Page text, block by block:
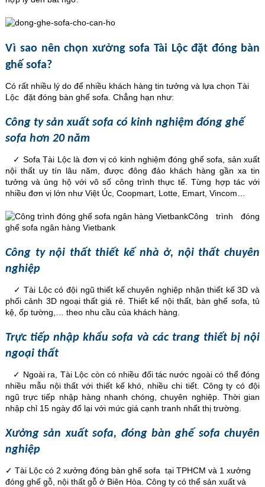
Vì sao nên chọn xưởng sofa Tài Lộc đặt đóng bàn
ghế sofa?
Có rất nhiều lý do để nhiều khách hàng tin tưởng và lựa chọn Tài
Lộc đặt đóng bàn ghế sofa. Chẳng hạn như:
Công ty sản xuất sofa có kinh nghiệm đóng ghế
sofa hơn 20 năm
✓ Sofa Tài Lộc là đơn vị có kinh nghiệm đóng ghế sofa, sản xuất
nội thất uy tín lâu năm, được đông đảo khách hàng gần xa tin
tưởng và ủng hộ với vô số công trình thực tế. Từng hợp tác với
nhiều đơn vị lớn như Việt Úc, Coopmart, Lotte, Emart, Vincom…
Công trình đóng
ghế sofa ngân hàng Vietbank
Công ty nội thất thiết kế nhà ở, nội thất chuyên
nghiệp
✓ Tài Lộc có đội ngũ thiết kế chuyên nghiệp nhận thiết kế 3D và
phối cảnh 3D ngoại thất giá rẻ. Thiết kế nội thất, bàn ghế sofa, tủ
kệ, ốp tường,… theo nhu cầu của khách hàng.
Trực tiếp nhập khẩu sofa và các trang thiết bị nội
ngoại thất
✓ Ngoài ra, Tài Lộc còn có nhiều đối tác nước ngoài có thể đóng
nhiều mẫu nội thất với thiết kế khó, nhiều chi tiết. Công ty có đội
ngũ trực tiếp nhập hàng nhanh chóng, chuyên nghiệp. Thời gian
nhập chỉ 15 ngày đổ lại với mức giá cạnh tranh nhất thị trường.
Xưởng sản xuất sofa, đóng bàn ghế sofa chuyên
nghiệp
✓ Tài Lộc có 2 xưởng đóng bàn ghế sofa tại TPHCM và 1 xưởng
đóng ghế gỗ, nội thất gỗ ở Biên Hòa. Công ty có thể sản xuất và